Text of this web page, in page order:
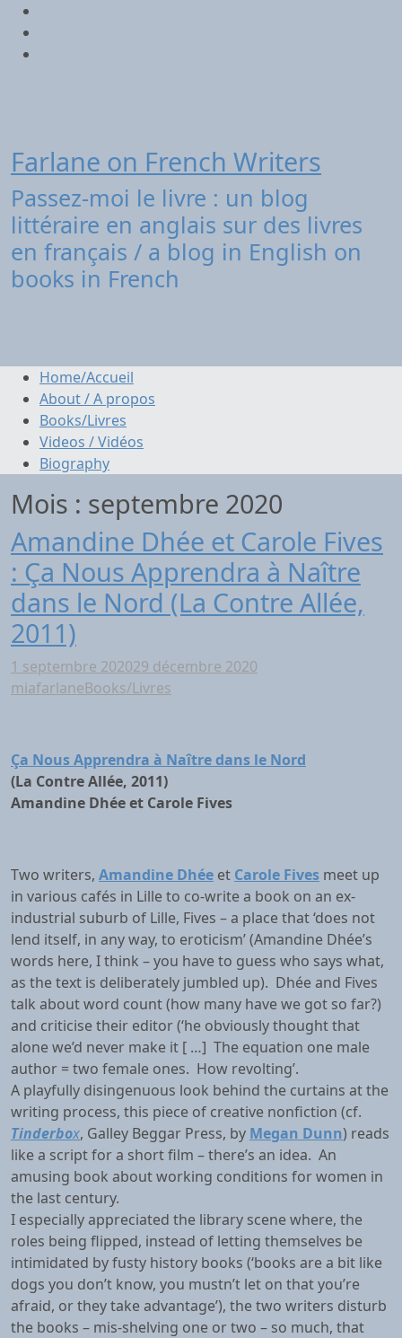
Aller
contenu
Farlane on French Writers
Passez-moi le livre : un blog
littéraire en anglais sur des livres
en français / a blog in English on
books in French
Home/Accueil
About / A propos
Books/Livres
Videos / Vidéos
Biography
Mois : septembre 2020
Amandine Dhée et Carole Fives
: Ça Nous Apprendra à Naître
dans le Nord (La Contre Allée,
2011)
1 septembre 202029 décembre 2020
miafarlaneBooks/Livres
Ça Nous Apprendra à Naître dans le Nord
(La Contre Allée, 2011)
Amandine Dhée et Carole Fives
Two writers, Amandine Dhée et Carole Fives meet up
in various cafés in Lille to co-write a book on an ex-
industrial suburb of Lille, Fives – a place that ‘does not
lend itself, in any way, to eroticism’ (Amandine Dhée’s
words here, I think – you have to guess who says what,
as the text is deliberately jumbled up). Dhée and Fives
talk about word count (how many have we got so far?)
and criticise their editor (‘he obviously thought that
alone we’d never make it [ …] The equation one male
author = two female ones. How revolting’.
A playfully disingenuous look behind the curtains at the
writing process, this piece of creative nonfiction (cf.
Tinderbox, Galley Beggar Press, by Megan Dunn) reads
like a script for a short film – there’s an idea. An
amusing book about working conditions for women in
the last century.
I especially appreciated the library scene where, the
roles being flipped, instead of letting themselves be
intimidated by fusty history books (‘books are a bit like
dogs you don’t know, you mustn’t let on that you’re
afraid, or they take advantage’), the two writers disturb
the books – mis-shelving one or two – so much, that